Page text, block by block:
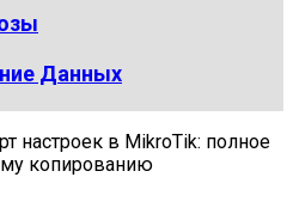
Данных
настроек в MikroTik: полное
копированию